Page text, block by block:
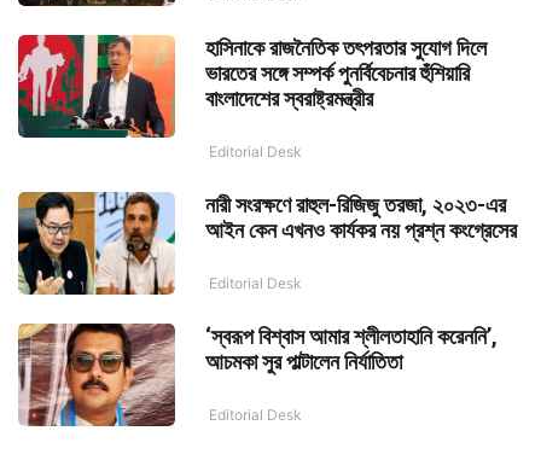
হাসিনাকে রাজনৈতিক তৎপরতার সুযোগ দিলে
ভারতের সঙ্গে সম্পর্ক পুনর্বিবেচনার হুঁশিয়ারি
বাংলাদেশের স্বরাষ্ট্রমন্ত্রীর
Editorial Desk
নারী সংরক্ষণে রাহুল-রিজিজু তরজা, ২০২৩-এর
আইন কেন এখনও কার্যকর নয় প্রশ্ন কংগ্রেসের
Editorial Desk
‘স্বরূপ বিশ্বাস আমার শ্লীলতাহানি করেননি’,
আচমকা সুর পাল্টালেন নির্যাতিতা
Editorial Desk